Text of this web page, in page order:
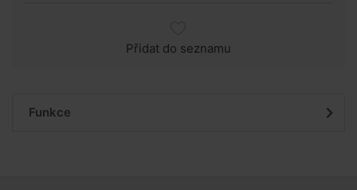
Přidat do seznamu
Funkce